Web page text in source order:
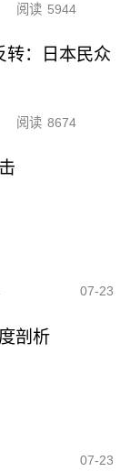
阅读 5944
转：日本民众
阅读 8674
07-23
剖析
07-23